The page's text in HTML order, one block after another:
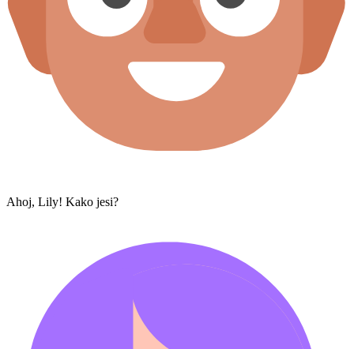
Ahoj, Lily! Kako jesi?